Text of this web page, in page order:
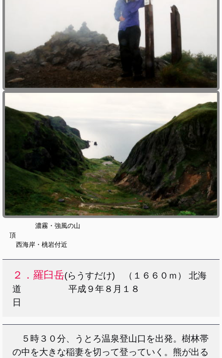
濃霧・強風の山
頂
西海岸・桃岩付近
２．羅臼岳(らうすだけ) （１６６０ｍ） 北海
道 平成９年８月１８
日
５時３０分、うとろ温泉登山口を出発。樹林帯
の中を大きな稲妻を切って登っていく。熊が出る